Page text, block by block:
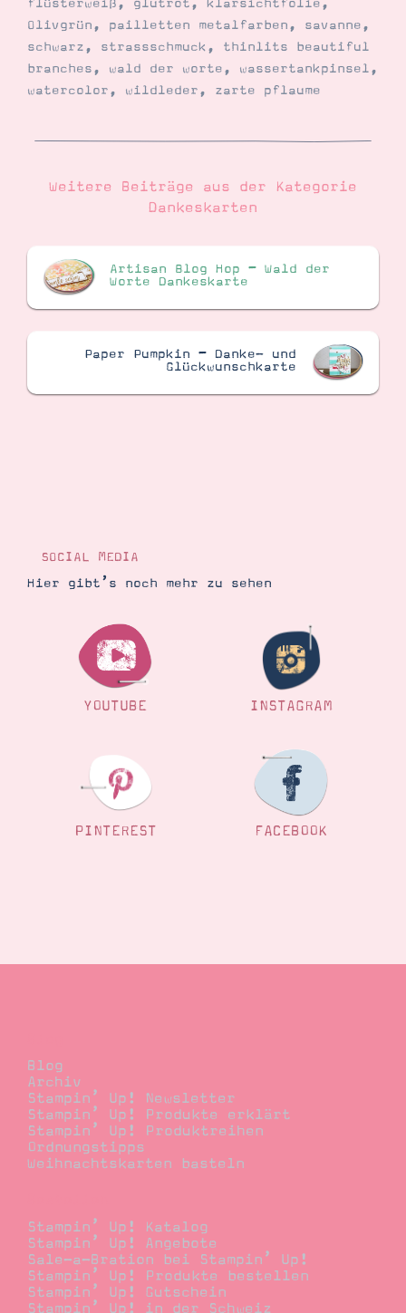
flüsterweiß, glutrot, klarsichtfolie,
Olivgrün, pailletten metalfarben, savanne,
schwarz, strassschmuck, thinlits beautiful
branches, wald der worte, wassertankpinsel,
watercolor, wildleder, zarte pflaume
Weitere Beiträge aus der Kategorie
Dankeskarten
Artisan Blog Hop – Wald der
Worte Dankeskarte
Paper Pumpkin – Danke- und
Glückwunschkarte
SOCIAL MEDIA
Hier gibt’s noch mehr zu sehen
YOUTUBE INSTAGRAM
PINTEREST FACEBOOK
Blog
Archiv
Stampin’ Up! Newsletter
Stampin’ Up! Produkte erklärt
Stampin’ Up! Produktreihen
Ordnungstipps
Weihnachtskarten basteln
Stampin’ Up! Katalog
Stampin’ Up! Angebote
Sale-a-Bration bei Stampin’ Up!
Stampin’ Up! Produkte bestellen
Stampin’ Up! Gutschein
Stampin’ Up! in der Schweiz